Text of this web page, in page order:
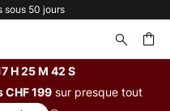
Options de paiement flexibles
H 25 M 41 S
CHF 199 sur presque tout